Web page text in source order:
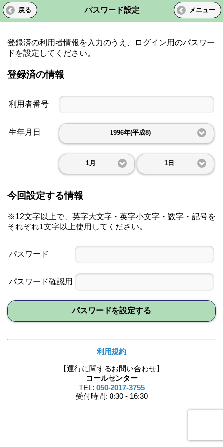
戻る メニュー
パスワード設定
登録済の利用者情報を入力のうえ、ログイン用のパスワー
ドを設定してください。
登録済の情報
利用者番号
生年月日 1996年(平成8)
1月 1日
今回設定する情報
※12文字以上で、英字大文字・英字小文字・数字・記号を
それぞれ1文字以上使用してください。
パスワード
パスワード確認用
パスワードを設定する
利用規約
【運行に関するお問い合わせ】
コールセンター
TEL: 050-2017-3755
受付時間: 8:30 - 16:30